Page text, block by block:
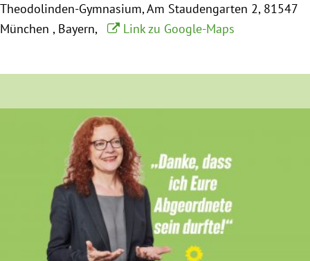
Kontakt
Facebook
Instagram
Theodolinden-Gymnasium Am Staudengarten 2 81547
München
Bayern Link zu Google-Maps